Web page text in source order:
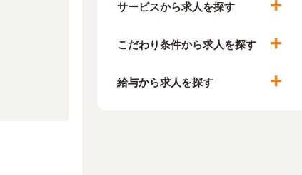
サービスから求人を探す
こだわり条件から求人を探す
給与から求人を探す